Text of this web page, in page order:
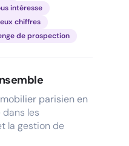
intéresse
chiffres
de prospection
parisien en
les
la gestion de